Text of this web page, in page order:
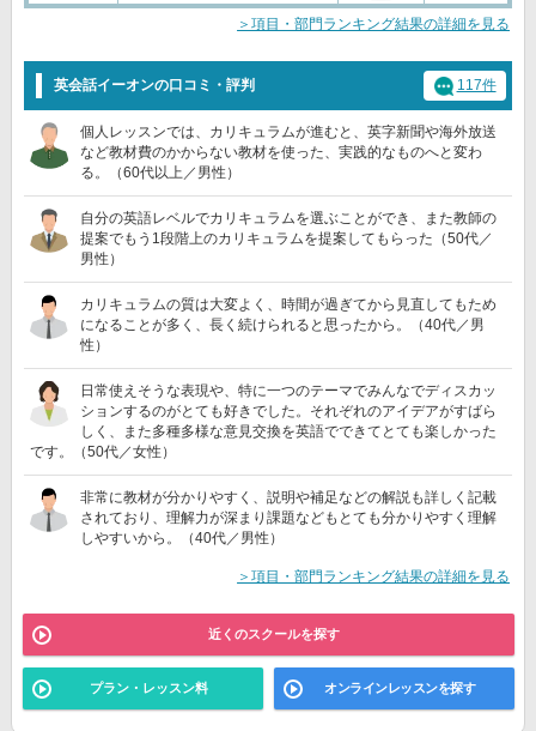
＞項目・部門ランキング結果の詳細を見る
英会話イーオンの口コミ・評判 117件
個人レッスンでは、カリキュラムが進むと、英字新聞や海外放送
など教材費のかからない教材を使った、実践的なものへと変わ
る。（60代以上／男性）
自分の英語レベルでカリキュラムを選ぶことができ、また教師の
提案でもう1段階上のカリキュラムを提案してもらった（50代／
男性）
カリキュラムの質は大変よく、時間が過ぎてから見直してもため
になることが多く、長く続けられると思ったから。（40代／男
性）
日常使えそうな表現や、特に一つのテーマでみんなでディスカッ
ションするのがとても好きでした。それぞれのアイデアがすばら
しく、また多種多様な意見交換を英語でできてとても楽しかった
です。（50代／女性）
非常に教材が分かりやすく、説明や補足などの解説も詳しく記載
されており、理解力が深まり課題などもとても分かりやすく理解
しやすいから。（40代／男性）
＞項目・部門ランキング結果の詳細を見る
近くのスクールを探す
プラン・レッスン料 オンラインレッスンを探す